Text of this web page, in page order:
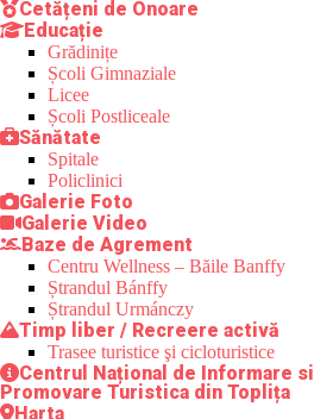
Cetățeni de Onoare
Educație
Grădinițe
Școli Gimnaziale
Licee
Școli Postliceale
Sănătate
Spitale
Policlinici
Galerie Foto
Galerie Video
Baze de Agrement
Centru Wellness – Băile Banffy
Ștrandul Bánffy
Ștrandul Urmánczy
Timp liber / Recreere activă
Trasee turistice şi cicloturistice
Centrul Național de Informare si
Promovare Turistica din Toplița
Harta